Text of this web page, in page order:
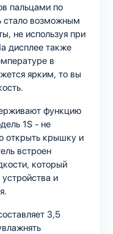
пальцами по
стало возможным
не используя при
дисплее также
в
ярким, то вы
функцию
1S - не
открыть крышку и
встроен
который
и
3,5